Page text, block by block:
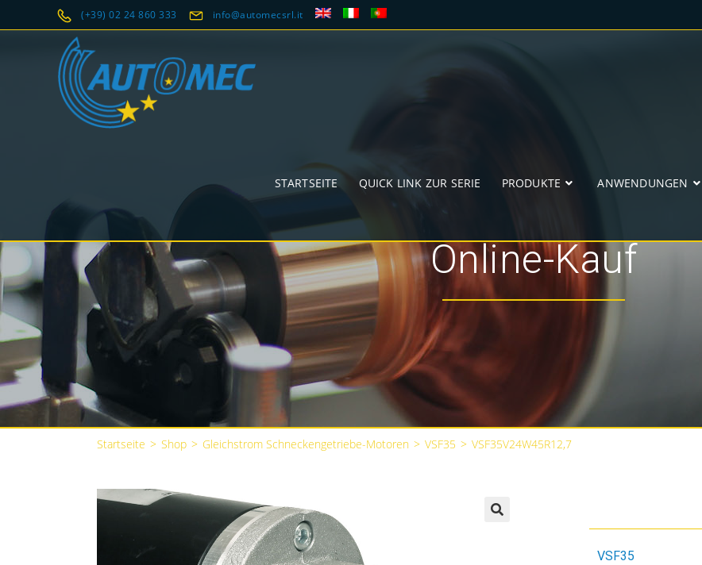
(+39) 02 24 860 333 info@automecsrl.it
STARTSEITE QUICK LINK ZUR SERIE PRODUKTE ANWENDUNGEN
Online-Kauf
Startseite > Shop > Gleichstrom Schneckengetriebe-Motoren > VSF35 > VSF35V24W45R12,7
VSF35